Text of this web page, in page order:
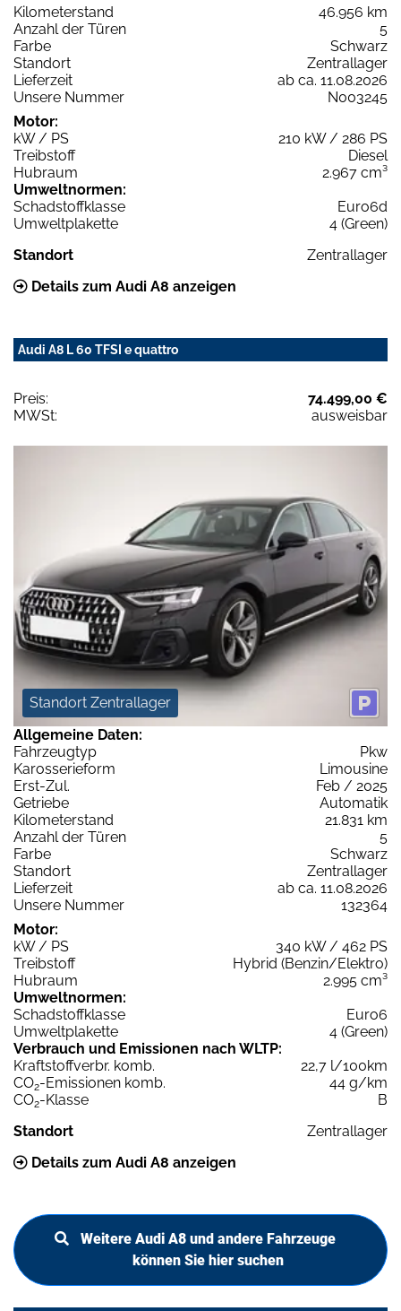
Kilometerstand
46.956 km
Anzahl der Türen
5
Farbe
Schwarz
Standort
Zentrallager
Lieferzeit
ab ca. 11.08.2026
Unsere Nummer
N003245
Motor:
kW / PS
210 kW / 286 PS
Treibstoff
Diesel
Hubraum
2.967 cm³
Umweltnormen:
Schadstoffklasse
Euro6d
Umweltplakette
4 (Green)
Standort
Zentrallager
Details zum Audi A8 anzeigen
Audi A8 L 60 TFSI e quattro
Preis:
74.499,00 €
MWSt:
ausweisbar
Standort Zentrallager
Allgemeine Daten:
Fahrzeugtyp
Pkw
Karosserieform
Limousine
Erst-Zul.
Feb / 2025
Getriebe
Automatik
Kilometerstand
21.831 km
Anzahl der Türen
5
Farbe
Schwarz
Standort
Zentrallager
Lieferzeit
ab ca. 11.08.2026
Unsere Nummer
132364
Motor:
kW / PS
340 kW / 462 PS
Treibstoff
Hybrid (Benzin/Elektro)
Hubraum
2.995 cm³
Umweltnormen:
Schadstoffklasse
Euro6
Umweltplakette
4 (Green)
Verbrauch und Emissionen nach WLTP:
Kraftstoffverbr. komb.
22,7 l/100km
CO2-Emissionen komb.
44 g/km
CO2-Klasse
B
Standort
Zentrallager
Details zum Audi A8 anzeigen
Weitere Audi A8 und andere Fahrzeuge
können Sie hier suchen